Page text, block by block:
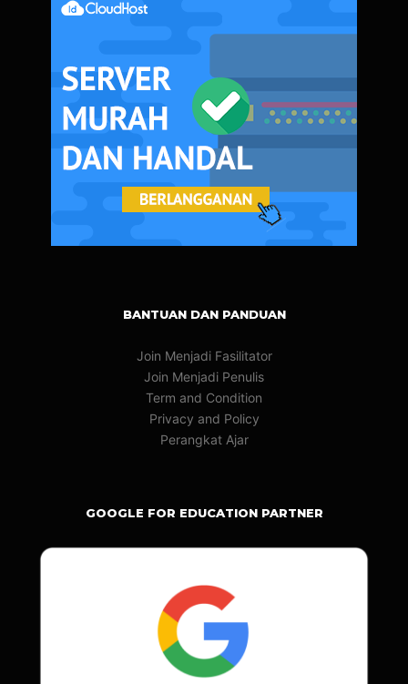
BANTUAN DAN PANDUAN
Join Menjadi Fasilitator
Join Menjadi Penulis
Term and Condition
Privacy and Policy
Perangkat Ajar
GOOGLE FOR EDUCATION PARTNER